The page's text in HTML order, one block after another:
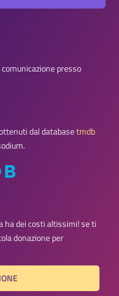
presso
dal databasetmdb
ha dei costi altissimi! se ti
donazione per